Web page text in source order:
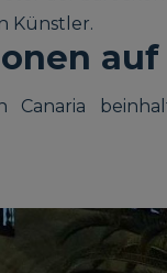
Künstler.
auf
Canaria